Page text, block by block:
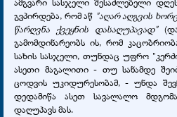
გვპირდება, რომ აწ "აღარ აღგვის
წარღვნა ქვეყნის დასაღუპავად"
გამომდინარეობს ის, რომ
სახის სასჯელი, თუნდაც უფრო
ასეთი მაგალითი - თუ სანამდე
ცოდვის უკიდურესობამ, - უნდა
დედამიწა ასეთ სავალალო
დაღუპავს მას.